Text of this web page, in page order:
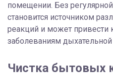
помещении. Без
становится источником
реакций и может привести
заболеваниям
Чистка бытовых